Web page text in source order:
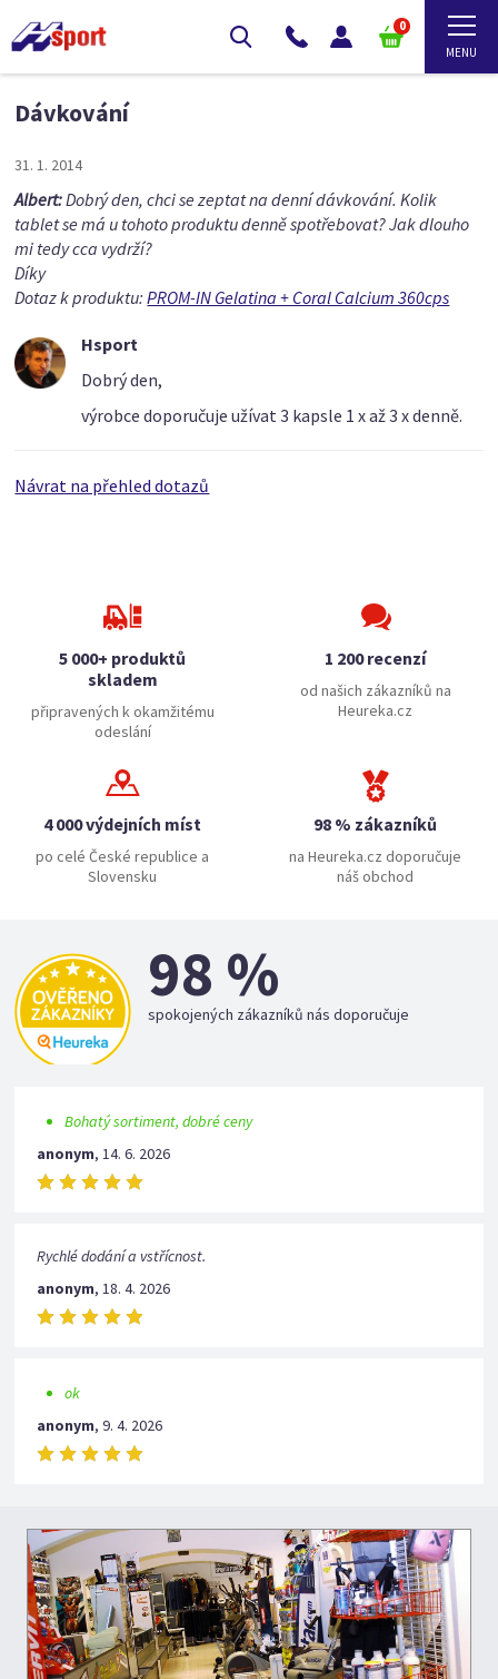
0
Dávkování
31. 1. 2014
Albert:Dobrý den, chci se zeptat na denní dávkování. Kolik
tablet se má u tohoto produktu denně spotřebovat? Jak dlouho
mi tedy cca vydrží?
Díky
Dotaz k produktu:PROM-IN Gelatina + Coral Calcium 360cps
Hsport
Dobrý den,
výrobce doporučuje užívat 3 kapsle 1 x až 3 x denně.
Návrat na přehled dotazů
5 000+ produktů
skladem
připravených k okamžitému
odeslání
1 200 recenzí
od našich zákazníků na
Heureka.cz
4 000 výdejních míst
po celé České republice a
Slovensku
98 % zákazníků
na Heureka.cz doporučuje
náš obchod
98 %
spokojených zákazníků nás doporučuje
Bohatý sortiment, dobré ceny
anonym,14. 6. 2026
Rychlé dodání a vstřícnost.
anonym,18. 4. 2026
ok
anonym,9. 4. 2026